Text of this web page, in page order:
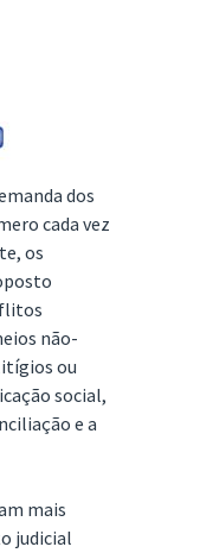
dos
cada vez
os
não-
ou
social,
e a
mais
judicial